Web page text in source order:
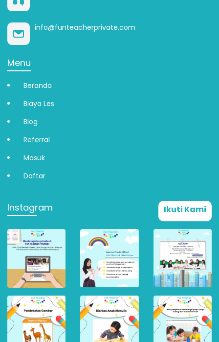
info@funteacherprivate.com
Menu
Beranda
Biaya Les
Blog
Referral
Masuk
Daftar
Instagram Ikuti Kami